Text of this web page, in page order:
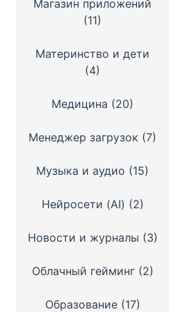
Магазин приложений
(11)
Материнство и дети
(4)
Медицина (20)
Менеджер загрузок (7)
Музыка и аудио (15)
Нейросети (AI) (2)
Новости и журналы (3)
Облачный гейминг(2)
Образование(17)